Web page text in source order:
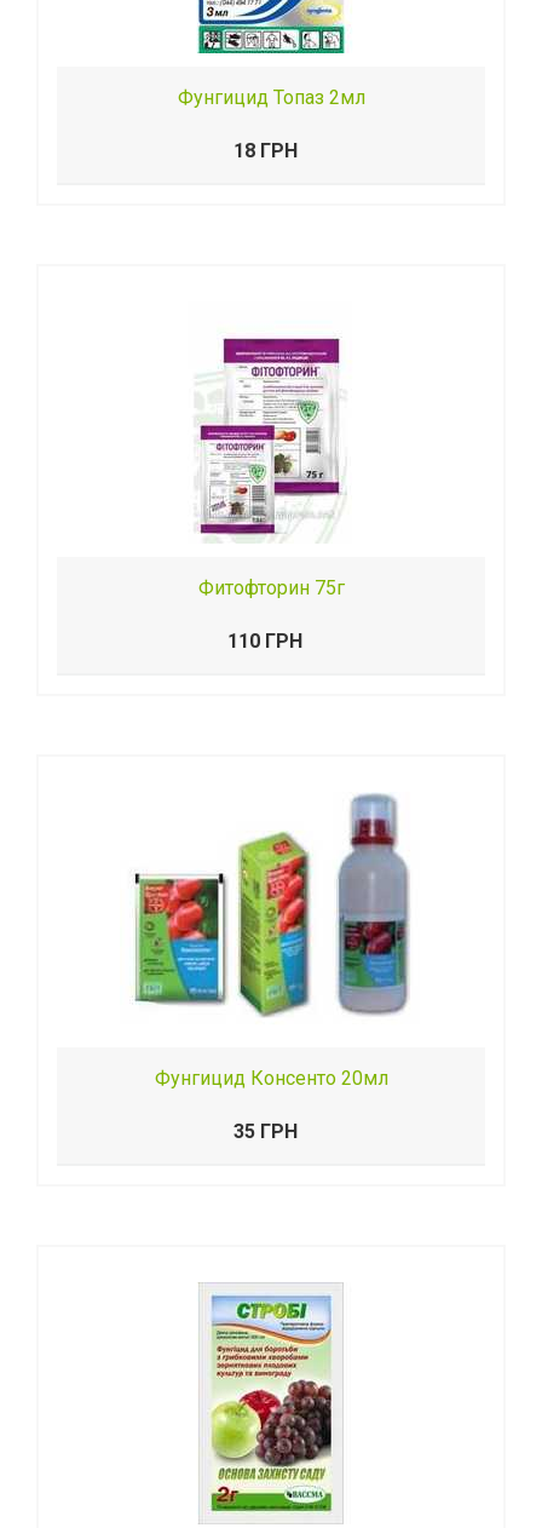
Фунгицид Топаз 2мл
18 ГРН
Фитофторин 75г
110 ГРН
Фунгицид Консенто 20мл
35 ГРН